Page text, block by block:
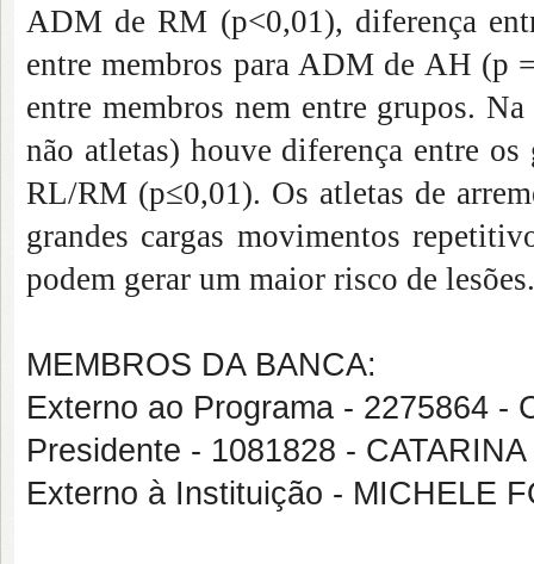
ADM de RM (p<0,01), diferença
entre membros para ADM de AH (p
entre membros nem entre grupos.
não atletas) houve diferença entre
RL/RM (p≤0,01). Os atletas de
grandes cargas movimentos
podem gerar um maior risco de lesões.
MEMBROS DA BANCA:
Externo ao Programa - 2275864 -
Presidente - 1081828 -
Externo à Instituição - MICHELE